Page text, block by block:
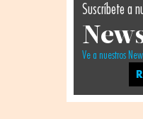
Suscríbete a
Ve a nuestros